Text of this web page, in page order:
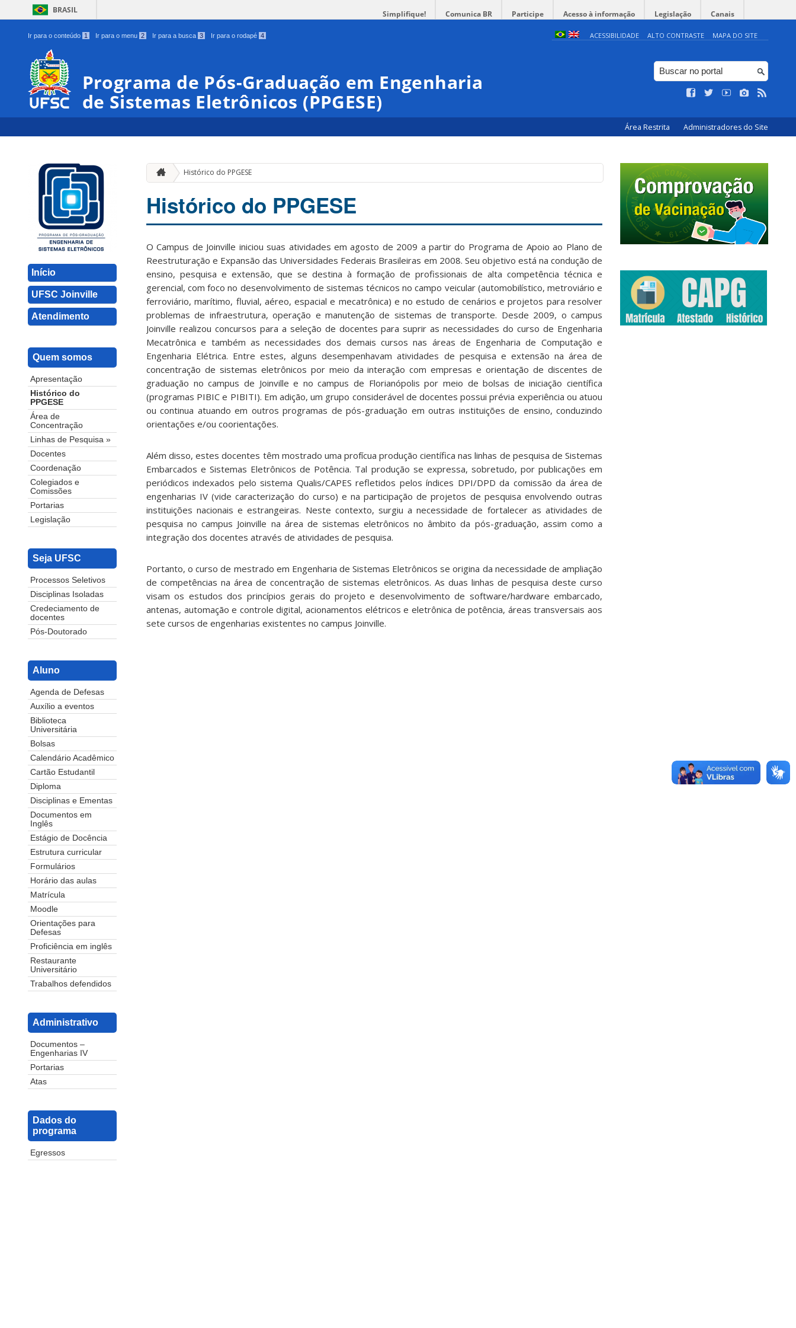
BRASIL Simplifique! Comunica BR Participe Acesso à informação Legislação Canais
Ir para o conteúdo 1 Ir para o menu 2 Ir para a busca 3 Ir para o rodapé 4 ACESSIBILIDADE ALTO CONTRASTE MAPA DO SITE
Programa de Pós-Graduação em Engenharia
de Sistemas Eletrônicos (PPGESE)
Área Restrita Administradores do Site
Início
UFSC Joinville
Atendimento
Quem somos
Apresentação
Histórico do
PPGESE
Área de
Concentração
Linhas de Pesquisa »
Docentes
Coordenação
Colegiados e
Comissões
Portarias
Legislação
Seja UFSC
Processos Seletivos
Disciplinas Isoladas
Credeciamento de
docentes
Pós-Doutorado
Aluno
Agenda de Defesas
Auxílio a eventos
Biblioteca
Universitária
Bolsas
Calendário Acadêmico
Cartão Estudantil
Diploma
Disciplinas e Ementas
Documentos em
Inglês
Estágio de Docência
Estrutura curricular
Formulários
Horário das aulas
Matrícula
Moodle
Orientações para
Defesas
Proficiência em inglês
Restaurante
Universitário
Trabalhos defendidos
Administrativo
Documentos –
Engenharias IV
Portarias
Atas
Dados do
programa
Egressos
Histórico do PPGESE
Histórico do PPGESE
O Campus de Joinville iniciou suas atividades em agosto de 2009 a partir do Programa de Apoio ao Plano de
Reestruturação e Expansão das Universidades Federais Brasileiras em 2008. Seu objetivo está na condução de
ensino, pesquisa e extensão, que se destina à formação de profissionais de alta competência técnica e
gerencial, com foco no desenvolvimento de sistemas técnicos no campo veicular (automobilístico, metroviário e
ferroviário, marítimo, fluvial, aéreo, espacial e mecatrônica) e no estudo de cenários e projetos para resolver
problemas de infraestrutura, operação e manutenção de sistemas de transporte. Desde 2009, o campus
Joinville realizou concursos para a seleção de docentes para suprir as necessidades do curso de Engenharia
Mecatrônica e também as necessidades dos demais cursos nas áreas de Engenharia de Computação e
Engenharia Elétrica. Entre estes, alguns desempenhavam atividades de pesquisa e extensão na área de
concentração de sistemas eletrônicos por meio da interação com empresas e orientação de discentes de
graduação no campus de Joinville e no campus de Florianópolis por meio de bolsas de iniciação científica
(programas PIBIC e PIBITI). Em adição, um grupo considerável de docentes possui prévia experiência ou atuou
ou continua atuando em outros programas de pós­-graduação em outras instituições de ensino, conduzindo
orientações e/ou coorientações.
Além disso, estes docentes têm mostrado uma profícua produção científica nas linhas de pesquisa de Sistemas
Embarcados e Sistemas Eletrônicos de Potência. Tal produção se expressa, sobretudo, por publicações em
periódicos indexados pelo sistema Qualis/CAPES refletidos pelos índices DPI/DPD da comissão da área de
engenharias IV (vide caracterização do curso) e na participação de projetos de pesquisa envolvendo outras
instituições nacionais e estrangeiras. Neste contexto, surgiu a necessidade de fortalecer as atividades de
pesquisa no campus Joinville na área de sistemas eletrônicos no âmbito da pós­-graduação, assim como a
integração dos docentes através de atividades de pesquisa.
Portanto, o curso de mestrado em Engenharia de Sistemas Eletrônicos se origina da necessidade de ampliação
de competências na área de concentração de sistemas eletrônicos. As duas linhas de pesquisa deste curso
visam os estudos dos princípios gerais do projeto e desenvolvimento de software/hardware embarcado,
antenas, automação e controle digital, acionamentos elétricos e eletrônica de potência, áreas transversais aos
sete cursos de engenharias existentes no campus Joinville.